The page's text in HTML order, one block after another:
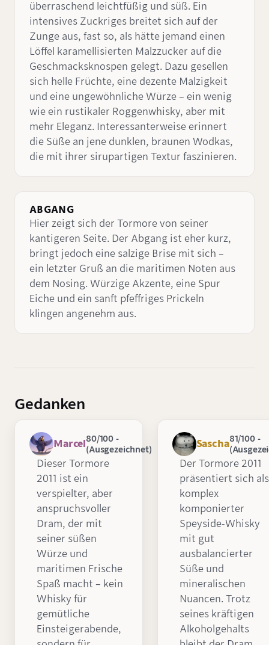
überraschend leichtfüßig und süß. Ein
intensives Zuckriges breitet sich auf der
Zunge aus, fast so, als hätte jemand einen
Löffel karamellisierten Malzzucker auf die
Geschmacksknospen gelegt. Dazu gesellen
sich helle Früchte, eine dezente Malzigkeit
und eine ungewöhnliche Würze – ein wenig
wie ein rustikaler Roggenwhisky, aber mit
mehr Eleganz. Interessanterweise erinnert
die Süße an jene dunklen, braunen Wodkas,
die mit ihrer sirupartigen Textur faszinieren.
ABGANG
Hier zeigt sich der Tormore von seiner
kantigeren Seite. Der Abgang ist eher kurz,
bringt jedoch eine salzige Brise mit sich –
ein letzter Gruß an die maritimen Noten aus
dem Nosing. Würzige Akzente, eine Spur
Eiche und ein sanft pfeffriges Prickeln
klingen angenehm aus.
Gedanken
Marcel 80/100 -
(Ausgezeichnet)
Dieser Tormore
2011 ist ein
verspielter, aber
anspruchsvoller
Dram, der mit
seiner süßen
Würze und
maritimen Frische
Spaß macht – kein
Whisky für
gemütliche
Einsteigerabende,
Sascha81/100 -
Der Tormore 2011
präsentiert sich als
komplex
komponierter
Speyside-Whisky
mit gut
ausbalancierter
Süße und
mineralischen
Nuancen. Trotz
seines kräftigen
Alkoholgehalts